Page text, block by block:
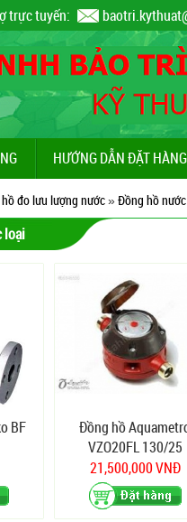
trực tuyến:
HƯỚNG DẪN ĐẶT HÀNG
đo lưu lượng nước»Đồng hồ
loại
BF
Đồng hồ
VZO20FL 130/25
21,500,000 VNĐ